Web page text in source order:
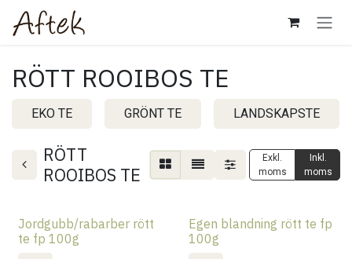
Hoppa till innehåll
RÖTT ROOIBOS TE
EKO TE GRÖNT TE LANDSKAPSTE
RÖTT
ROOIBOS TE
Exkl.
moms
Inkl.
moms
Jordgubb/rabarber rött
te fp 100g
Egen blandning rött te fp
100g